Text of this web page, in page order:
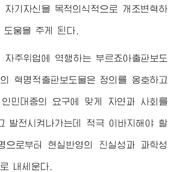
기자신을 목적의식적으로 개조변혁하
움을 주게 된다.
자주위업에 역행하는 부르죠아출판보도
혁명적출판보도물은 정의를 옹호하고
민대중의 요구에 맞게 자연과 사회를
발전시켜나가는데 적극 이바지해야 할
으로부터 현실반영의 진실성과 과학성
내세운다.